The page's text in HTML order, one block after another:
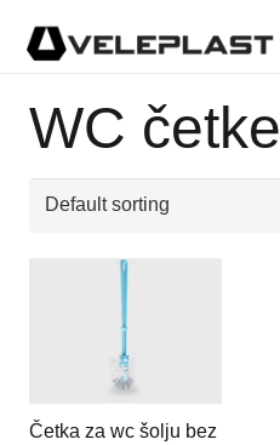
WC četke
Četka za wc šolju bez